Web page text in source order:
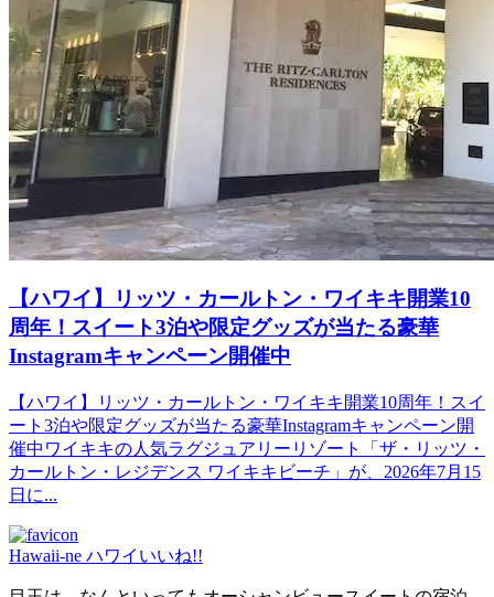
【ハワイ】リッツ・カールトン・ワイキキ開業10
周年！スイート3泊や限定グッズが当たる豪華
Instagramキャンペーン開催中
【ハワイ】リッツ・カールトン・ワイキキ開業10周年！スイ
ート3泊や限定グッズが当たる豪華Instagramキャンペーン開
催中ワイキキの人気ラグジュアリーリゾート「ザ・リッツ・
カールトン・レジデンス ワイキキビーチ」が、2026年7月15
日に...
Hawaii-ne ハワイいいね!!